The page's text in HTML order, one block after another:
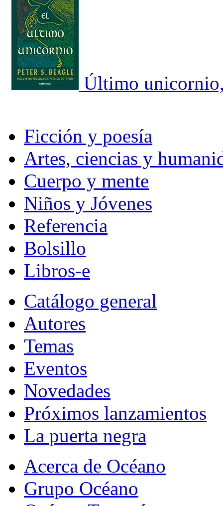
Último
Ficción y poesía
Artes, ciencias y
Cuerpo y mente
Niños y Jóvenes
Referencia
Bolsillo
Libros-e
Catálogo general
Autores
Temas
Eventos
Novedades
Próximos lanzamientos
La puerta negra
Acerca de Océano
Grupo Océano